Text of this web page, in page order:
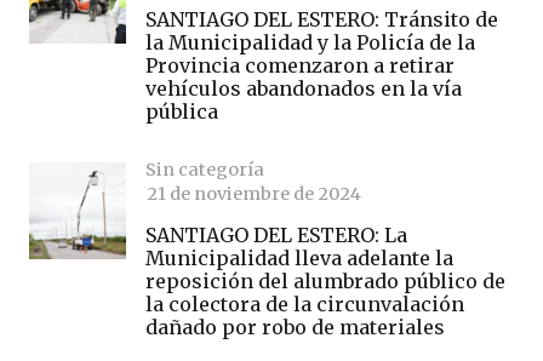
SANTIAGO DEL ESTERO: Tránsito de
la Municipalidad y la Policía de la
Provincia comenzaron a retirar
vehículos abandonados en la vía
pública
Sin categoría
21 de noviembre de 2024
SANTIAGO DEL ESTERO: La
Municipalidad lleva adelante la
reposición del alumbrado público de
la colectora de la circunvalación
dañado por robo de materiales